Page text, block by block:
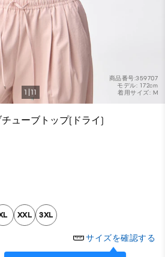
商品番号:359707
モデル: 172cm
着用サイズ: M
1 11
ューブトップ(ドライ)
XXL 3XL
サイズを確認する